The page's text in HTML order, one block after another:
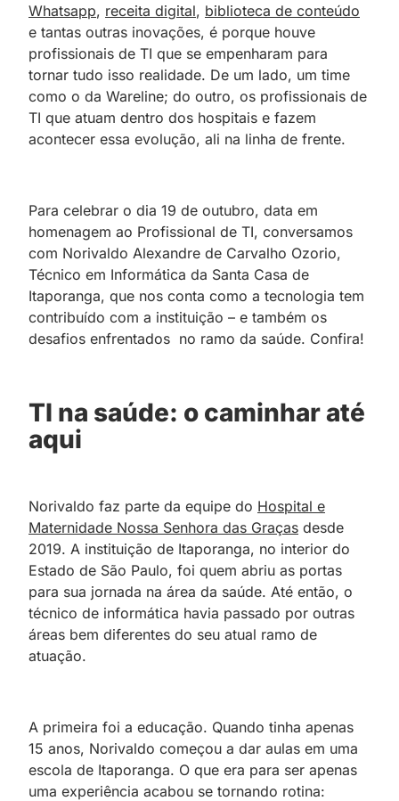
Whatsapp, receita digital, biblioteca de conteúdo
e tantas outras inovações, é porque houve
profissionais de TI que se empenharam para
tornar tudo isso realidade. De um lado, um time
como o da Wareline; do outro, os profissionais de
TI que atuam dentro dos hospitais e fazem
acontecer essa evolução, ali na linha de frente.
Para celebrar o dia 19 de outubro, data em
homenagem ao Profissional de TI, conversamos
com Norivaldo Alexandre de Carvalho Ozorio,
Técnico em Informática da Santa Casa de
Itaporanga, que nos conta como a tecnologia tem
contribuído com a instituição – e também os
desafios enfrentados no ramo da saúde. Confira!
TI na saúde: o caminhar até
aqui
Norivaldo faz parte da equipe do Hospital e
Maternidade Nossa Senhora das Graças desde
2019. A instituição de Itaporanga, no interior do
Estado de São Paulo, foi quem abriu as portas
para sua jornada na área da saúde. Até então, o
técnico de informática havia passado por outras
áreas bem diferentes do seu atual ramo de
atuação.
A primeira foi a educação. Quando tinha apenas
15 anos, Norivaldo começou a dar aulas em uma
escola de Itaporanga. O que era para ser apenas
uma experiência acabou se tornando rotina: